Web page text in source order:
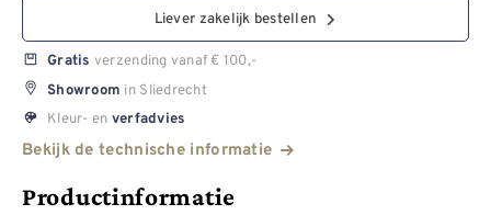
Liever zakelijk bestellen
Gratis verzending vanaf € 100,-
Showroom in Sliedrecht
Kleur- en verfadvies
Bekijk de technische informatie
Productinformatie